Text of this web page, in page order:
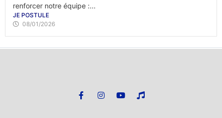
renforcer notre équipe :...
JE POSTULE
08/01/2026